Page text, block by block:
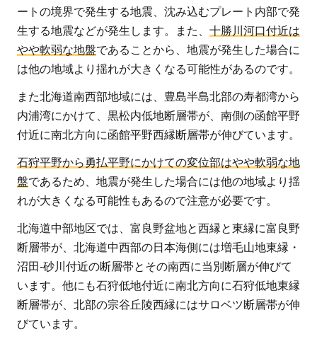
の
大
地
震
2.1
2018
年北
胆振
東部
地震
2.2
2003
年十
勝沖
地震
2.3
ートの境界で発生する地震、沈み込むプレート内部で発
生する地震などが発生します。また、 十勝川河口付近は
やや軟弱な地盤であることから、地震が発生した場合に
は他の地域より揺れが大きくなる可能性があるのです。
また北海道南西部地域には、豊島半島北部の寿都湾から
内浦湾にかけて、黒松内低地断層帯が、南側の函館平野
付近に南北方向に函館平野西縁断層帯が伸びています。
石狩平野から勇払平野にかけての変位部はやや軟弱な地
盤であるため、地震が発生した場合には他の地域より揺
れが大きくなる可能性もあるので注意が必要です。
北海道中部地区では、富良野盆地と西縁と東縁に富良野
断層帯が、北海道中西部の日本海側には増毛山地東縁・
沼田-砂川付近の断層帯とその南西に当別断層が伸びて
います。他にも石狩低地付近に南北方向に石狩低地東縁
断層帯が、北部の宗谷丘陵西縁にはサロベツ断層帯が伸
びています。